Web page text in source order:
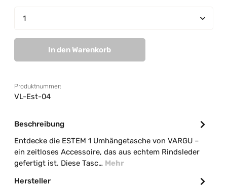
Produkt Anzahl: Gib den gewünschten Wert ein
In den Warenkorb
Produktnummer:
VL-Est-04
Beschreibung
Entdecke die ESTEM 1 Umhängetasche von VARGU –
ein zeitloses Accessoire, das aus echtem Rindsleder
gefertigt ist. Diese Tasc… Mehr
Hersteller